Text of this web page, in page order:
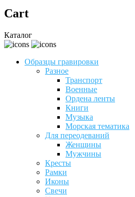
Cart
Каталог
Образцы гравировки
Разное
Транспорт
Военные
Ордена ленты
Книги
Музыка
Морская тематика
Для переодеваний
Женщины
Мужчины
Кресты
Рамки
Иконы
Свечи